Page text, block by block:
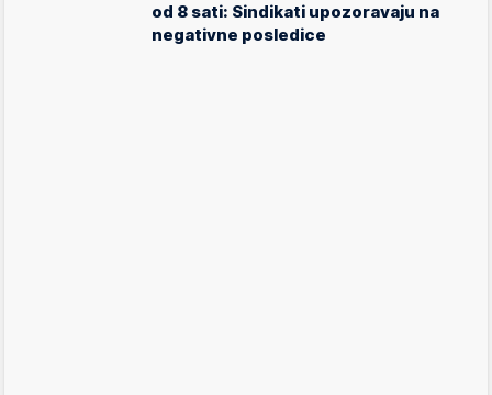
od 8 sati: Sindikati upozoravaju na
negativne posledice